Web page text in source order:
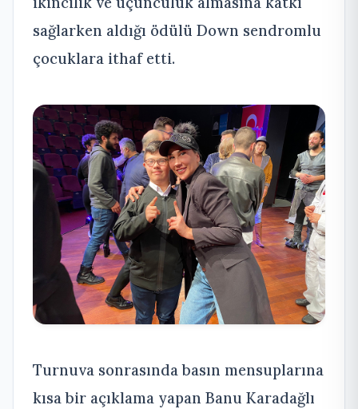
sağlarken aldığı ödülü Down sendromlu
çocuklara ithaf etti.
Turnuva sonrasında basın mensuplarına
kısa bir açıklama yapan Banu Karadağlı